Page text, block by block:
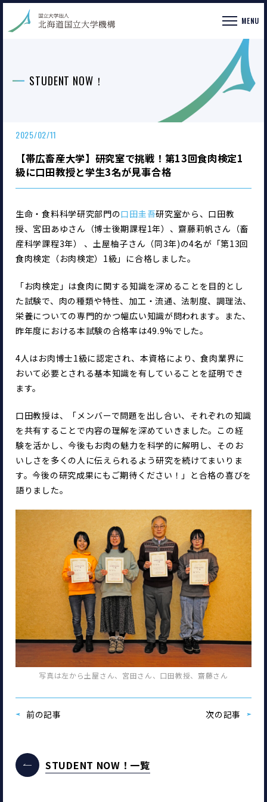
MENU
STUDENT NOW！
2025/02/11
【帯広畜産大学】研究室で挑戦！第13回食肉検定1
級に口田教授と学生3名が見事合格
生命・食料科学研究部門の口田圭吾研究室から、口田教
授、宮田あゆさん（博士後期課程1年）、齋藤莉帆さん（畜
産科学課程3年） 、土屋柚子さん（同3年)の4名が「第13回
食肉検定（お肉検定）1級」に合格しました。
「お肉検定」は食肉に関する知識を深めることを目的とし
た試験で、肉の種類や特性、加工・流通、法制度、調理法、
栄養についての専門的かつ幅広い知識が問われます。また、
昨年度における本試験の合格率は49.9%でした。
4人はお肉博士1級に認定され、本資格により、食肉業界に
おいて必要とされる基本知識を有していることを証明でき
ます。
口田教授は、「メンバーで問題を出し合い、それぞれの知識
を共有することで内容の理解を深めていきました。この経
験を活かし、今後もお肉の魅力を科学的に解明し、そのお
いしさを多くの人に伝えられるよう研究を続けてまいりま
す。今後の研究成果にもご期待ください！」と合格の喜びを
語りました。
写真は左から土屋さん、宮田さん、口田教授、齋藤さん
前の記事 次の記事
STUDENT NOW！一覧